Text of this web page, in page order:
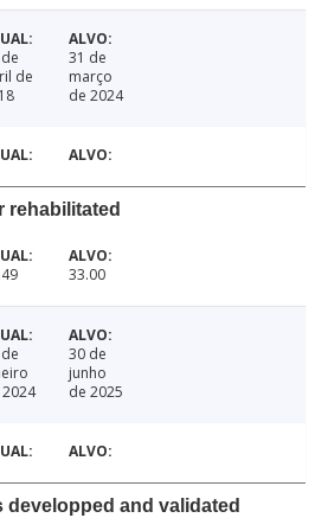
de
31 de
março
de 2024
rehabilitated
33.00
30 de
junho
de 2025
and validated